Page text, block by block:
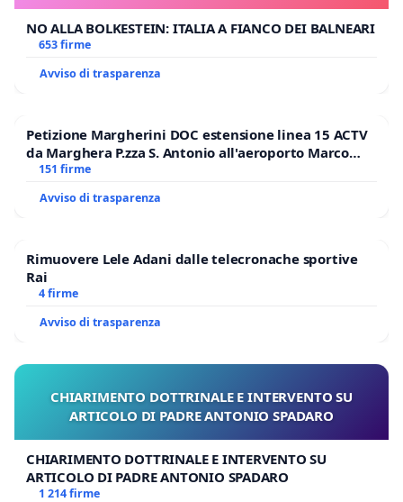
NO ALLA BOLKESTEIN: ITALIA A FIANCO DEI BALNEARI
653 firme
Avviso di trasparenza
Petizione Margherini DOC estensione linea 15 ACTV
da Marghera P.zza S. Antonio all'aeroporto Marco
Polo tariffa a € 1,50
151 firme
Avviso di trasparenza
Rimuovere Lele Adani dalle telecronache sportive
Rai
4 firme
Avviso di trasparenza
CHIARIMENTO DOTTRINALE E INTERVENTO SU
ARTICOLO DI PADRE ANTONIO SPADARO
CHIARIMENTO DOTTRINALE E INTERVENTO SU
ARTICOLO DI PADRE ANTONIO SPADARO
1 214 firme